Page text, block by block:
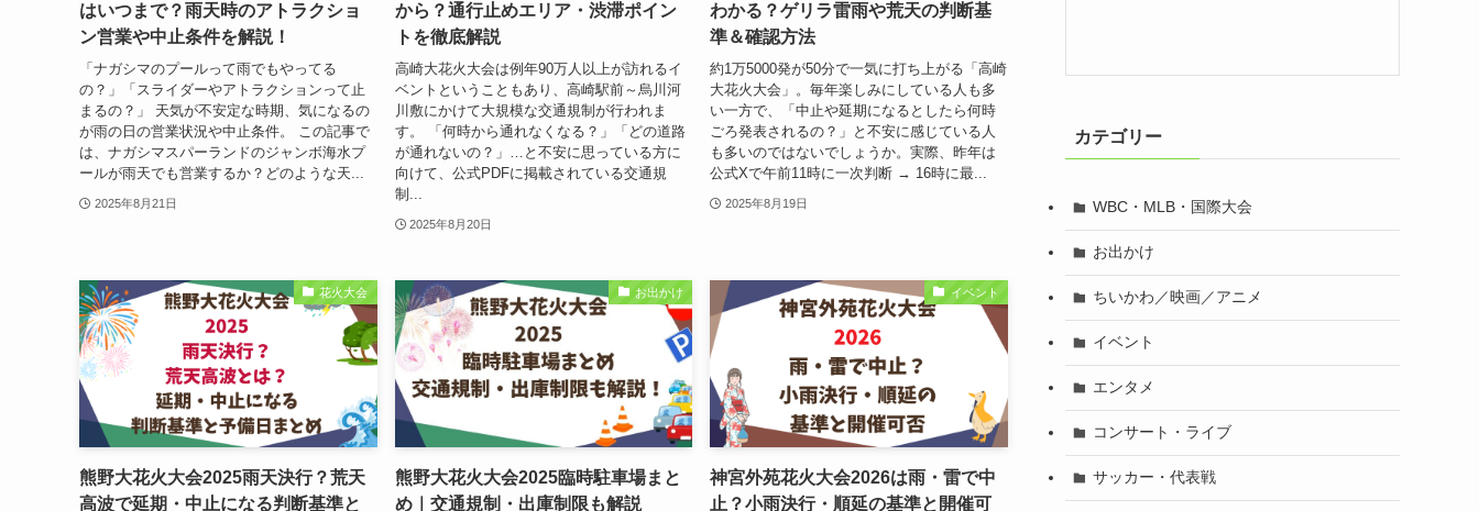
はいつまで？雨天時のアトラクショ
ン営業や中止条件を解説！
「ナガシマのプールって雨でもやってる
の？」「スライダーやアトラクションって止
まるの？」 天気が不安定な時期、気になるの
が雨の日の営業状況や中止条件。 この記事で
は、ナガシマスパーランドのジャンボ海水プ
ールが雨天でも営業するか？どのような天...
2025年8月21日
から？通行止めエリア・渋滞ポイン
トを徹底解説
高崎大花火大会は例年90万人以上が訪れるイ
ベントということもあり、高崎駅前～烏川河
川敷にかけて大規模な交通規制が行われま
す。 「何時から通れなくなる？」「どの道路
が通れないの？」…と不安に思っている方に
向けて、公式PDFに掲載されている交通規
制...
2025年8月20日
わかる？ゲリラ雷雨や荒天の判断基
準＆確認方法
約1万5000発が50分で一気に打ち上がる「高崎
大花火大会」。毎年楽しみにしている人も多
い一方で、「中止や延期になるとしたら何時
ごろ発表されるの？」と不安に感じている人
も多いのではないでしょうか。実際、昨年は
公式Xで午前11時に一次判断 → 16時に最...
2025年8月19日
花火大会
熊野大花火大会2025雨天決行？荒天
高波で延期・中止になる判断基準と
お出かけ
熊野大花火大会2025臨時駐車場まと
め｜交通規制・出庫制限も解説
イベント
神宮外苑花火大会2026は雨・雷で中
止？小雨決行・順延の基準と開催可
カテゴリー
WBC・MLB・国際大会
お出かけ
ちいかわ／映画／アニメ
イベント
エンタメ
コンサート・ライブ
サッカー・代表戦